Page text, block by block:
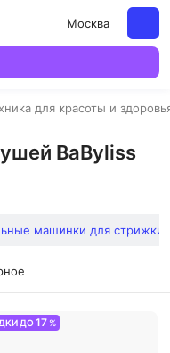
Москва
для красоты и
BaByliss
машинки для стрижки
ДО17 %